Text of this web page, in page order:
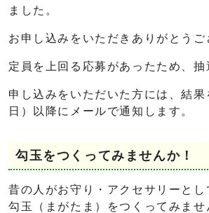
ました。
お申し込みをいただきありがとうご
定員を上回る応募があったため、抽
申し込みをいただいた方には、結
日）以降にメールで通知します。
勾玉をつくってみませんか！
昔の人がお守り・アクセサリーとし
勾玉（まがたま）をつくってみませ